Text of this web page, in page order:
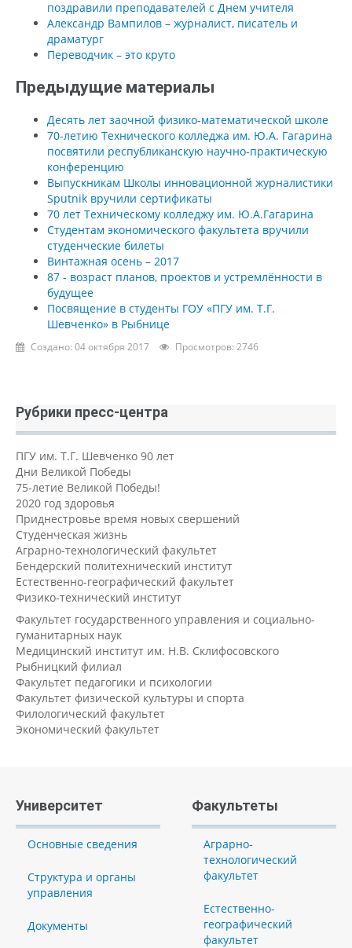
поздравили преподавателей с Днем учителя
Александр Вампилов – журналист, писатель и
драматург
Переводчик – это круто
Предыдущие материалы
Десять лет заочной физико-математической школе
70-летию Технического колледжа им. Ю.А. Гагарина
посвятили республиканскую научно-практическую
конференцию
Выпускникам Школы инновационной журналистики
Sputnik вручили сертификаты
70 лет Техническому колледжу им. Ю.А.Гагарина
Студентам экономического факультета вручили
студенческие билеты
Винтажная осень – 2017
87 - возраст планов, проектов и устремлённости в
будущее
Посвящение в студенты ГОУ «ПГУ им. Т.Г.
Шевченко» в Рыбнице
Создано: 04 октября 2017 Просмотров: 2746
Рубрики пресс-центра
ПГУ им. Т.Г. Шевченко 90 лет
Дни Великой Победы
75-летие Великой Победы!
2020 год здоровья
Приднестровье время новых свершений
Студенческая жизнь
Аграрно-технологический факультет
Бендерский политехнический институт
Естественно-географический факультет
Физико-технический институт
Факультет государственного управления и социально-
гуманитарных наук
Медицинский институт им. Н.В. Склифосовского
Рыбницкий филиал
Факультет педагогики и психологии
Факультет физической культуры и спорта
Филологический факультет
Экономический факультет
Университет
Основные сведения
Структура и органы
управления
Документы
Факультеты
Аграрно-
технологический
факультет
Естественно-
географический
факультет